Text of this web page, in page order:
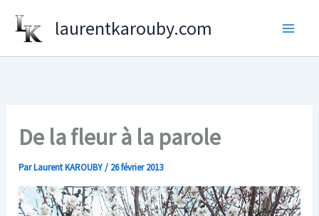
laurentkarouby.com
De la fleur à la parole
ParLaurent KAROUBY/ 26 février 2013